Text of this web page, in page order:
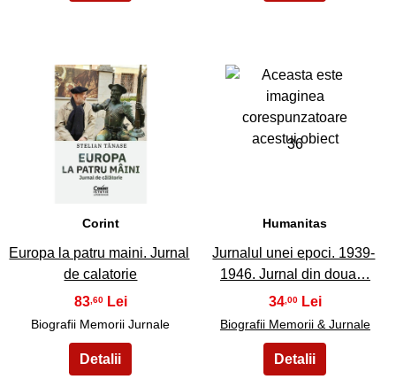
35
Corint
Europa la patru maini. Jurnal
de calatorie
83 ,60
Biografii Memorii Jurnale
36
Humanitas
Jurnalul unei epoci. 1939-
1946. Jurnal din doua…
34 ,00
Biografii Memorii & Jurnale